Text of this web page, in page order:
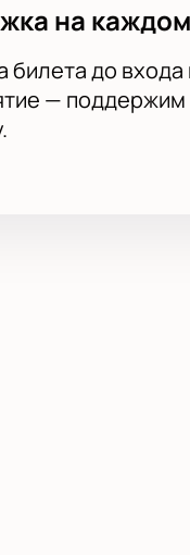
на
билета до входа
— поддержим